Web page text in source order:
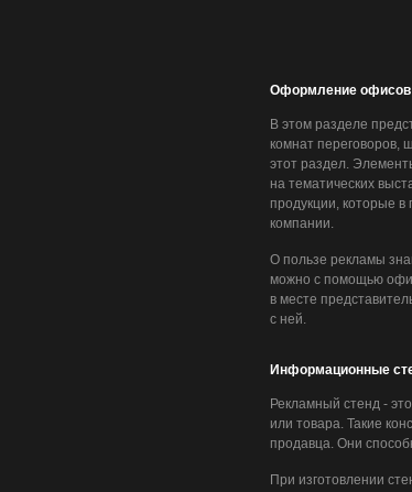
Оформление офисов
В этом разделе
комнат переговоров,
этот раздел.
на тематических
продукции, которые
компании.
О пользе рекламы
можно с помощью
в месте
с ней.
Информационные
Рекламный стенд -
или товара. Такие
продавца. Они
При изготовлении